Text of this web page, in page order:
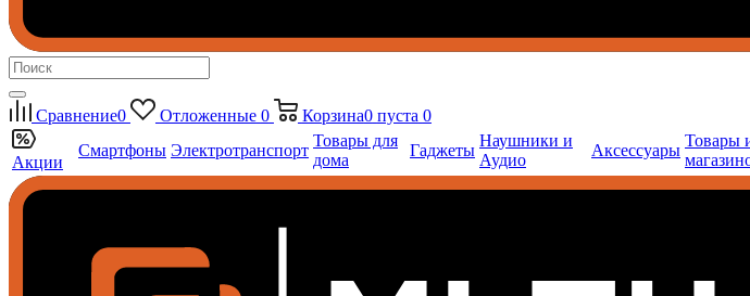
Сравнение0 Отложенные 0 Корзина0 пуста 0
Акции
Смартфоны Электротранспорт
Товары для
дома
Гаджеты
Наушники и
Аудио
Аксессуары
Товары